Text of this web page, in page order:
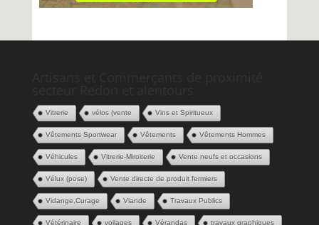
Vitrerie vélos (vente Vins et Spiritueux
Vêtements Sportwear Vêtements Vêtements Hommes
Véhicules Vitrerie-Miroiterie Vente neufs et occasions
Vélux (pose) Vente directe de produit fermiers
Vidange,Curage Viande Travaux Publics
Vétérinaire voilages Vérandas travaux graphiques